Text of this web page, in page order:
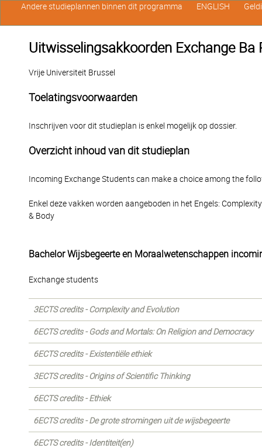
Uitwisselingsakkoorden Exchange Ba
Vrije Universiteit Brussel
Toelatingsvoorwaarden
Inschrijven voor dit studieplan is enkel mogelijk op dossier.
Overzicht inhoud van dit studieplan
Incoming Exchange Students can make a choice among the
Enkel deze vakken worden aangeboden in het Engels:
& Body
Bachelor Wijsbegeerte en Moraalwetenschappen
Exchange students
3ECTS credits - Complexity and Evolution
6ECTS credits - Gods and Mortals: On Religion and Democracy
6ECTS credits - Existentiële ethiek
3ECTS credits - Origins of Scientific Thinking
6ECTS credits - Ethiek
6ECTS credits - De grote stromingen uit de wijsbegeerte
6ECTS credits - Identiteit(en)
Andere studieplannen binnen dit programma ENGLISH